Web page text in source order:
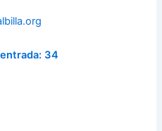
34